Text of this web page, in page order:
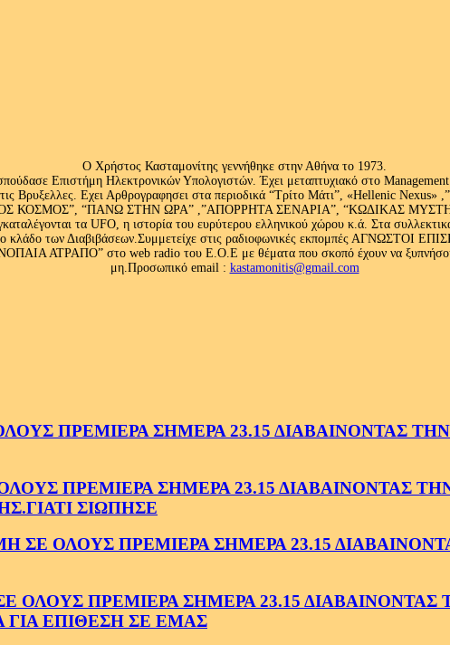
Ο Χρήστος Κασταμονίτης γεννήθηκε στην Αθήνα το 1973.
Επιστήμη Ηλεκτρονικών Υπολογιστών. Έχει μεταπτυχιακό στο
Βρυξελλες. Εχει Αρθρογραφησει στα περιοδικά “Τρίτο Μάτι”, «Hellenic
“ΠΑΝΩ ΣΤΗΝ ΩΡΑ” ,”ΑΠΟΡΡΗΤΑ ΣΕΝΑΡΙΑ”, “ΚΩΔΙΚΑΣ
τα UFO, η ιστορία του ευρύτερου ελληνικού χώρου κ.ά. Στα
κλάδο των Διαβιβάσεων.Συμμετείχε στις ραδιοφωνικές εκπομπές ΑΓΝΩΣΤΟΙ
ΑΤΡΑΠΟ” στο web radio του Ε.Ο.Ε με θέματα που σκοπό έχουν να ξυπνήσουν
μη.Προσωπικό email : kastamonitis@gmail.com
ΠΡΕΜΙΕΡΑ ΣΗΜΕΡΑ 23.15 ΔΙΑΒΑΙΝΟΝΤΑΣ ΤΗΝ
ΠΡΕΜΙΕΡΑ ΣΗΜΕΡΑ 23.15 ΔΙΑΒΑΙΝΟΝΤΑΣ
ΣΙΩΠΗΣΕ
ΟΛΟΥΣ ΠΡΕΜΙΕΡΑ ΣΗΜΕΡΑ 23.15
ΠΡΕΜΙΕΡΑ ΣΗΜΕΡΑ 23.15 ΔΙΑΒΑΙΝΟΝΤΑΣ
ΕΠΙΘΕΣΗ ΣΕ ΕΜΑΣ